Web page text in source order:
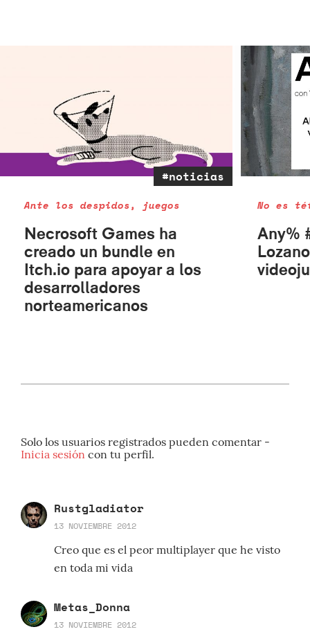
#noticias
Ante los despidos, juegos
Necrosoft Games ha
creado un bundle en
Itch.io para apoyar a los
desarrolladores
norteamericanos
No es
Any%
Solo los usuarios registrados pueden comentar -
Inicia sesión con tu perfil.
Rustgladiator
13 NOVIEMBRE 2012
Creo que es el peor multiplayer que he visto
en toda mi vida
Metas_Donna
13 NOVIEMBRE 2012